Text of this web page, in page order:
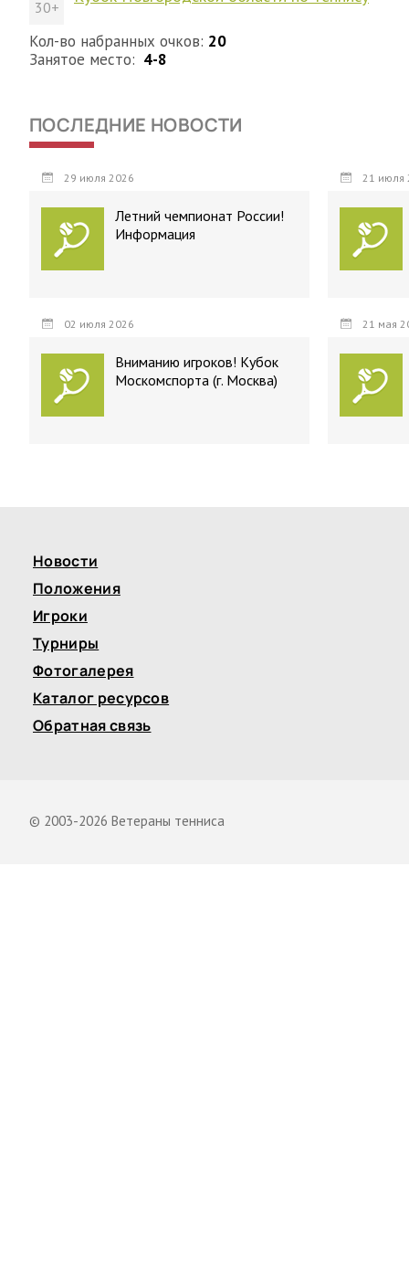
30+
Кол-во набранных очков: 20
Занятое место: 4-8
ПОСЛЕДНИЕ НОВОСТИ
29 июля 2026
Летний чемпионат России!
Информация
21 июля
02 июля 2026
Вниманию игроков! Кубок
Москомспорта (г. Москва)
21 мая
Новости
Положения
Игроки
Турниры
Фотогалерея
Каталог ресурсов
Обратная связь
© 2003-2026 Ветераны тенниса